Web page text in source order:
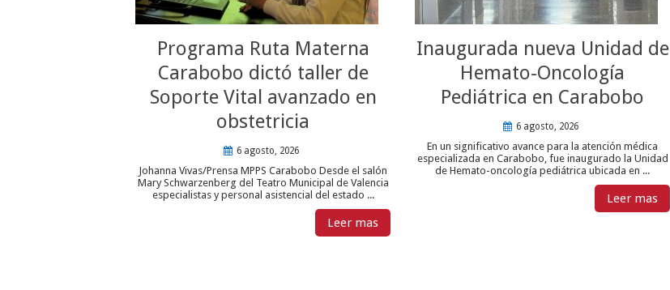
Programa Ruta Materna
Carabobo dictó taller de
Soporte Vital avanzado en
obstetricia
6 agosto, 2026
Johanna Vivas/Prensa MPPS Carabobo Desde el salón
Mary Schwarzenberg del Teatro Municipal de Valencia
especialistas y personal asistencial del estado ...
Leer mas
Inaugurada nueva Unidad de
Hemato-Oncología
Pediátrica en Carabobo
6 agosto, 2026
En un significativo avance para la atención médica
especializada en Carabobo, fue inaugurado la Unidad
de Hemato-oncología pediátrica ubicada en ...
Leer mas